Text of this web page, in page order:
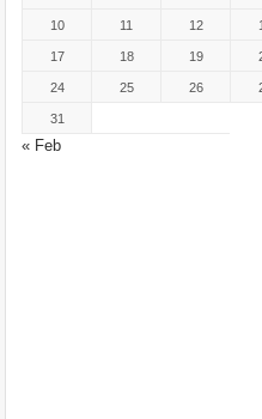
« Feb
10 11 12
17 18 19
24 25 26
31